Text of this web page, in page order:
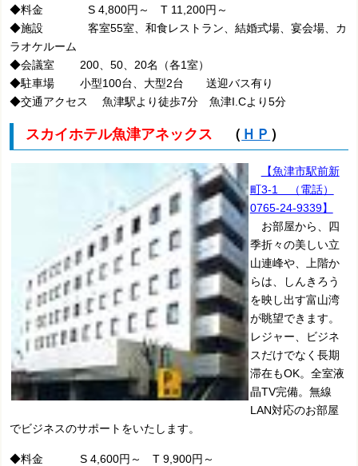
◆料金 S 4,800円～ T 11,200円～
◆施設 客室55室、和食レストラン、結婚式場、宴会場、カ
ラオケルーム
◆会議室 200、50、20名（各1室）
◆駐車場 小型100台、大型2台 送迎バス有り
◆交通アクセス 魚津駅より徒歩7分 魚津I.Cより5分
スカイホテル魚津アネックス （ ＨＰ ）
【魚津市駅前新
町3-1 （電話）
0765-24-9339】
お部屋から、四
季折々の美しい立
山連峰や、上階か
らは、しんきろう
を映し出す富山湾
が眺望できます。
レジャー、ビジネ
スだけでなく長期
滞在もOK。全室液
晶TV完備。無線
LAN対応のお部屋
でビジネスのサポートをいたします。
◆料金 S 4,600円～ T 9,900円～